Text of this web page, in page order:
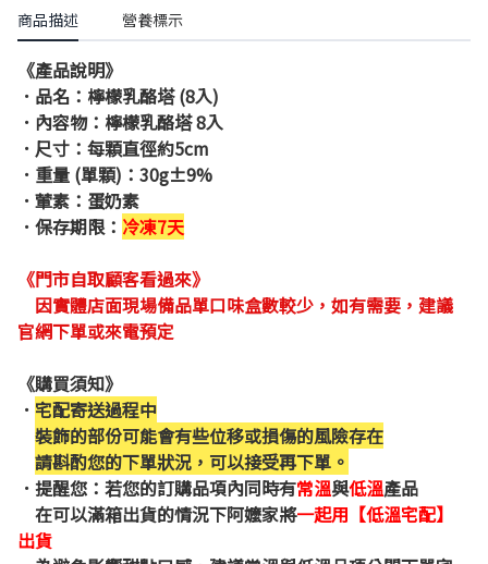
商品描述 營養標示
《產品說明》
．品名： 檸檬乳酪塔 (8入)
．內容物： 檸檬乳酪塔 8入
．尺寸： 每顆直徑約5cm
．重量 (單顆) ： 30g±9%
．葷素：蛋奶素
．保存期限： 冷凍7天
《門市自取顧客看過來》
因實體店面現場備品單口味盒數較少 ，如有需要 ， 建議
官網下單或來電預定
《購買須知》
． 宅配寄送過程中
裝飾的部份可能會有些位移或損傷的風險存在
請斟酌您的下單狀況，可以接受再下單。
． 提醒您：若您的訂購品項內同時有常溫與低溫產品
在可以滿箱出貨的情況下阿嬤家將一起用【低溫宅配】
出貨